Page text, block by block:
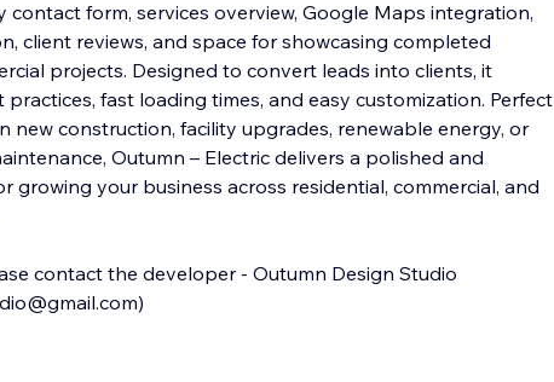
contact form, services overview, Google Maps integration,
client reviews, and space for showcasing completed
projects. Designed to convert leads into clients, it
fast loading times, and easy customization. Perfect
new construction, facility upgrades, renewable energy, or
Outumn – Electric delivers a polished and
growing your business across residential, commercial, and
contact the developer - Outumn Design Studio